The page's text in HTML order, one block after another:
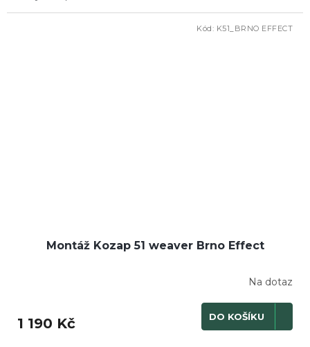
Montáž Kozap 51 weaver Brno Effect
Na dotaz
1 190 Kč DO KOŠÍKU
Kód: K51_BRNO EFFECT